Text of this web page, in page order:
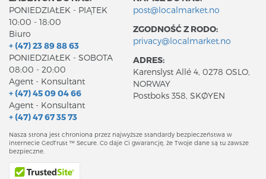
PONIEDZIAŁEK - PIĄTEK
10:00 - 18:00
Biuro
+ (47) 23 89 88 63
PONIEDZIAŁEK - SOBOTA
08:00 - 20:00
Agent - Konsultant
+ (47) 45 09 04 66
Agent - Konsultant
+ (47) 47 67 35 73
post@localmarket.no
ZGODNOŚĆ Z RODO:
privacy@localmarket.no
ADRES:
Karenslyst Allé 4, 0278 OSLO,
NORWAY
Postboks 358, SKØYEN
Nasza strona jest chroniona przez najwyższe standardy bezpieczeństwa w
internecie GeoTrust ™ Secure. Co daje Ci gwarancję, że Twoje dane są tu zawsze
bezpieczne.